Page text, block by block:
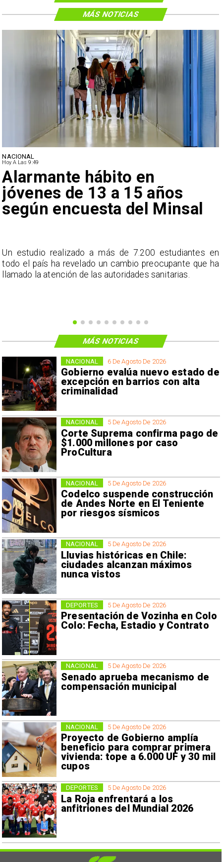
NACIONAL
Hoy A Las 9:49
Alarmante hábito en
jóvenes de 13 a 15 años
según encuesta del Minsal
Un estudio realizado a más de 7.200 estudiantes en
todo el país ha revelado un cambio preocupante que ha
llamado la atención de las autoridades sanitarias.
MÁS NOTICIAS
6 De Agosto De 2026
Gobierno evalúa nuevo estado de
excepción en barrios con alta
criminalidad
NACIONAL
5 De Agosto De 2026
Corte Suprema confirma pago de
$1.000 millones por caso
ProCultura
NACIONAL
5 De Agosto De 2026
Codelco suspende construcción
de Andes Norte en El Teniente
por riesgos sísmicos
NACIONAL
5 De Agosto De 2026
Lluvias históricas en Chile:
ciudades alcanzan máximos
nunca vistos
NACIONAL
5 De Agosto De 2026
Presentación de Vozinha en Colo
Colo: Fecha, Estadio y Contrato
DEPORTES
5 De Agosto De 2026
Senado aprueba mecanismo de
compensación municipal
NACIONAL
5 De Agosto De 2026
Proyecto de Gobierno amplía
beneficio para comprar primera
vivienda: tope a 6.000 UF y 30 mil
cupos
NACIONAL
5 De Agosto De 2026
La Roja enfrentará a los
anfitriones del Mundial 2026
DEPORTES
MÁS NOTICIAS